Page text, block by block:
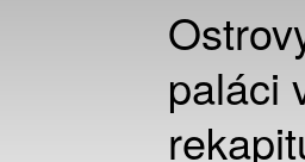
paláci